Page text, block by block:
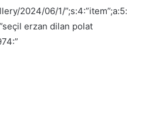
2024/06/1/”;s:4:”item”;a:5:
erzan dilan polat